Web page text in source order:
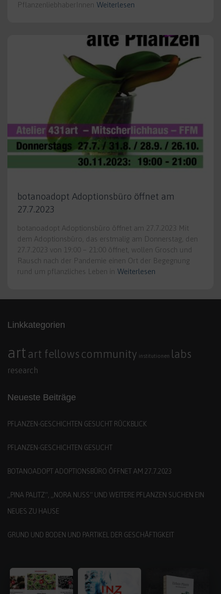
PflanzenliebhaberInnen Weiterlesen
botanoadopt Adoptionsbüro öffnet am
27.7.2023
botanoadopt Adoptionsbüro öffnet am 27.7.2023 Mit
dem Adoptionsbüro, das erstmalig am Donnerstag, den
27.7.2023 von 19:00 – 21:00 öffnet, wollen Grosch und
Rausch nach der Pandemie einen Ort der Begegnung
rund um pflanzliches Leben in Weiterlesen
Linkkategorien
art art fellows community institutionen labs
research
Neueste Beiträge
PFLANZEN-GESCHICHTEN GESUCHT RÜCKBLICK
PFLANZEN-GESCHICHTEN GESUCHT
BOTANOADOPT ADOPTIONSBÜRO ÖFFNET AM 27.7.2023
„PINA PALITZ“, „NORA NUSS“ UND WEITERE PFLANZEN SUCHEN EIN
NEUES ZU HAUSE
GRUND UND BODEN UND PARTIKEL DER GESCHÄFTIGKEIT